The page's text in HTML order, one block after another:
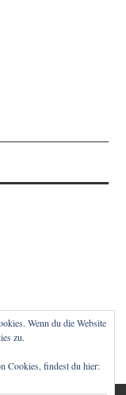
Wenn du die Website
zu.
Cookies, findest du hier: